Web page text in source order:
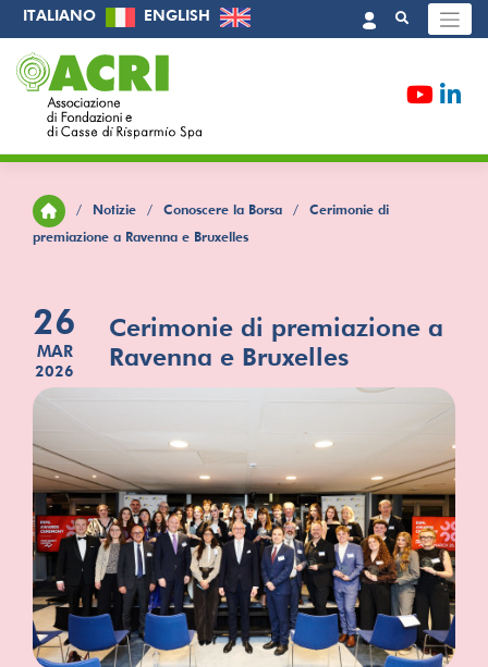
ITALIANO ENGLISH
/ Notizie / Conoscere la Borsa /
Cerimonie di
premiazione a Ravenna e Bruxelles
26
MAR
2026
Cerimonie di premiazione a
Ravenna e Bruxelles